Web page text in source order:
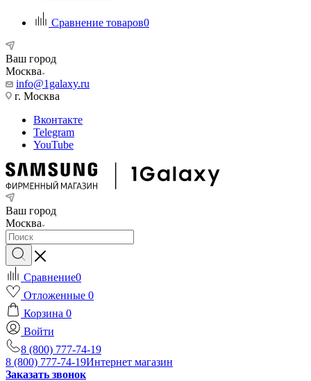
Сравнение товаров0
Ваш город
Москва
info@1galaxy.ru
г. Москва
Вконтакте
Telegram
YouTube
Ваш город
Москва
Сравнение0
Отложенные 0
Корзина 0
Войти
8 (800) 777-74-19
8 (800) 777-74-19Интернет магазин
Заказать звонок